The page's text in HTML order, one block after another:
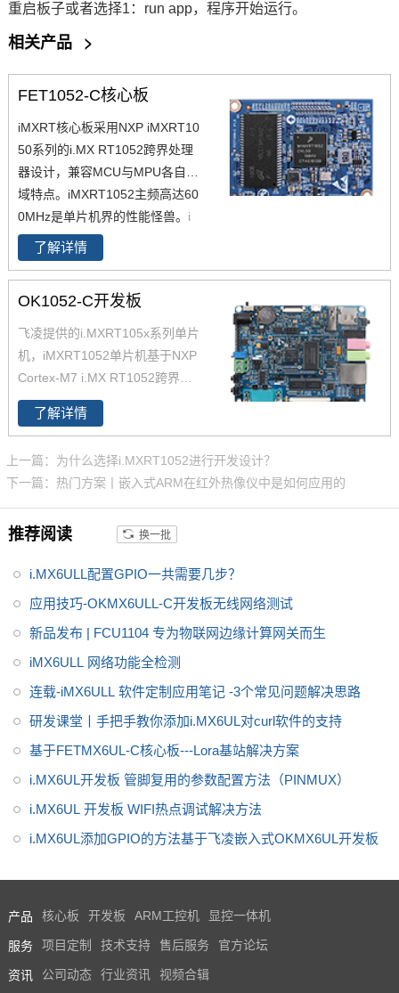
重启板子或者选择1 ： run app，程序开始运行。
相关产品 >
FET1052-C核心板
iMXRT核心板采用NXP iMXRT10
50系列的i.MX RT1052跨界处理
器设计，兼容MCU与MPU各自领
域特点。iMXRT1052主频高达60
0MHz是单片机界的性能怪兽。 i
MXRT1052作为一款跨界核心
板，采用Cortex-M7架构微控制
器,主频却高达600MHz,高密度的
512KB TCM SRAM和16MB的高
速SDRAM，超快的实时响应，超
低的功耗，超强处理性能赋予了
RT1052视频编解码能力。
了解详情
OK1052-C开发板
飞凌提供的i.MXRT105x系列单片
机，iMXRT1052单片机基于NXP
Cortex-M7 i.MX RT1052跨界处
理器设计，底板+核心板分离结
构，开发更简单，imxrt1052核心
6866咨询。推荐iMXRT单片机，
性价比高。
了解详情
上一篇：为什么选择i.MXRT1052进行开发设计？
下一篇：热门方案丨嵌入式ARM在红外热像仪中是如何应用的
推荐阅读 换一批
i.MX6ULL配置GPIO一共需要几步？
应用技巧-OKMX6ULL-C开发板无线网络测试
新品发布 | FCU1104 专为物联网边缘计算网关而生
iMX6ULL 网络功能全检测
连载-iMX6ULL 软件定制应用笔记 -3个常见问题解决思路
研发课堂丨手把手教你添加i.MX6UL对curl软件的支持
基于FETMX6UL-C核心板---Lora基站解决方案
i.MX6UL开发板 管脚复用的参数配置方法（PINMUX）
i.MX6UL 开发板 WIFI热点调试解决方法
i.MX6UL添加GPIO的方法基于飞凌嵌入式OKMX6UL开发板
产品 核心板 开发板 ARM工控机 显控一体机
服务 项目定制 技术支持 售后服务 官方论坛
资讯 公司动态 行业资讯 视频合辑